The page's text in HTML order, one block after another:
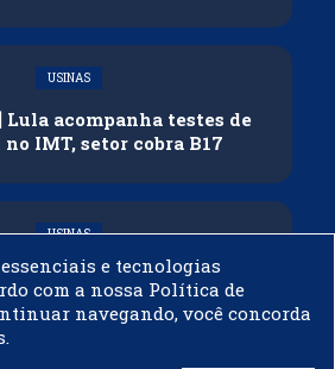
USINAS
acompanha testes de
IMT, setor cobra B17
USINAS
reunião sobre mistura de
na gasolina
e tecnologias
com a nossa Política de
navegando, você concorda